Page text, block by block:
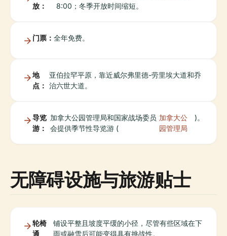
放：
8:00；冬季开放时间缩短。
门票： 全年免费。
地
点：
亚伯拉罕平原，靠近威尔弗里德-劳里埃大道和乔
治六世大道。
导览
游：
加拿大公园管理局和国家战场委员
会提供季节性导览游 (
加拿大公
园管理局
)。
无障碍设施与旅游贴士
轮椅
通
铺设平整且坡度平缓的小径，尽管有些区域在下
雨或融雪后可能变得具有挑战性。